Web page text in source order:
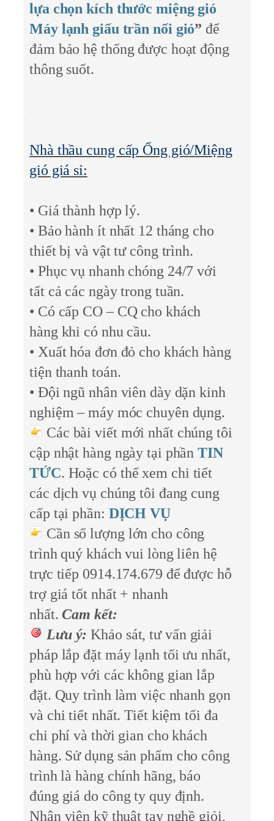
lựa chọn kích thước miệng gió
Máy lạnh giấu trần nối gió” để
đảm bảo hệ thống được hoạt động
thông suốt.
Nhà thầu cung cấp Ống gió/Miệng
gió giá sỉ:
• Giá thành hợp lý.
• Bảo hành ít nhất 12 tháng cho
thiết bị và vật tư công trình.
• Phục vụ nhanh chóng 24/7 với
tất cả các ngày trong tuần.
• Có cấp CO – CQ cho khách
hàng khi có nhu cầu.
• Xuất hóa đơn đỏ cho khách hàng
tiện thanh toán.
• Đội ngũ nhân viên dày dặn kinh
nghiệm – máy móc chuyên dụng.
Các bài viết mới nhất chúng tôi
cập nhật hàng ngày tại phầnTIN
TỨC. Hoặc có thể xem chi tiết
các dịch vụ chúng tôi đang cung
cấp tại phần: DỊCH VỤ
Cần số lượng lớn cho công
trình quý khách vui lòng liên hệ
trực tiếp 0914.174.679 để được hỗ
trợ giá tốt nhất + nhanh
nhất.Cam kết:
Lưu ý:Khảo sát, tư vấn giải
pháp lắp đặt máy lạnh tối ưu nhất,
phù hợp với các không gian lắp
đặt. Quy trình làm việc nhanh gọn
và chi tiết nhất. Tiết kiệm tối đa
chi phí và thời gian cho khách
hàng. Sử dụng sản phẩm cho công
trình là hàng chính hãng, báo
đúng giá do công ty quy định.
Nhân viên kỹ thuật tay nghề giỏi,